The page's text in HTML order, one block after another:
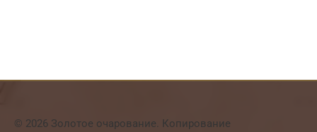
© 2026 Золотое очарование. Копирование